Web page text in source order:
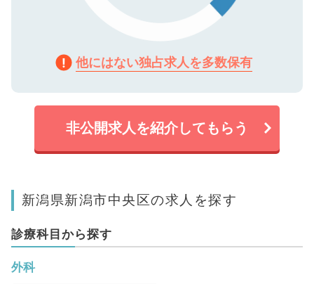
他にはない独占求人を多数保有
非公開求人を紹介してもらう
新潟県新潟市中央区の求人を探す
診療科目から探す
外科